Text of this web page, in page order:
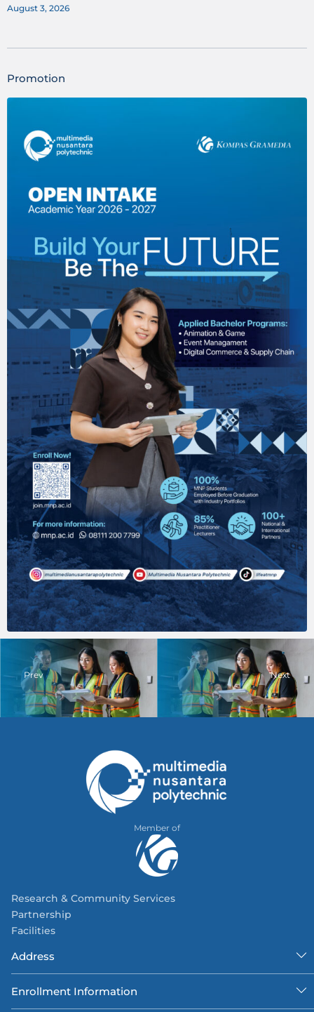
August 3, 2026
Promotion
Prev Next
Member of
Research & Community Services
Partnership
Facilities
Address
Enrollment Information